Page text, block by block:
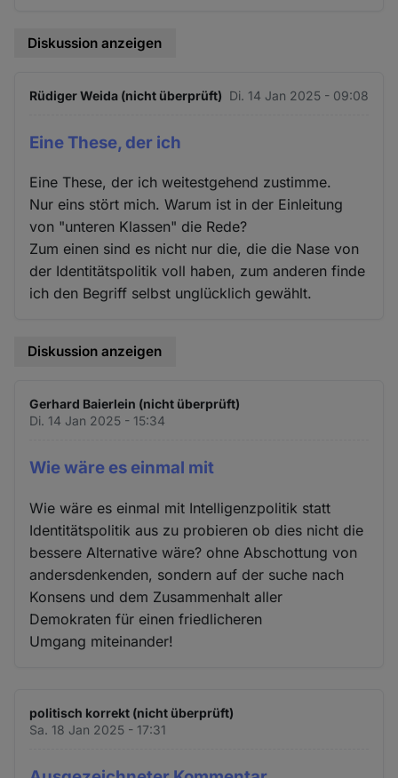
Diskussion anzeigen
Rüdiger Weida (nicht überprüft) Di. 14 Jan 2025 - 09:08
Eine These, der ich
Eine These, der ich weitestgehend zustimme.
Nur eins stört mich. Warum ist in der Einleitung
von "unteren Klassen" die Rede?
Zum einen sind es nicht nur die, die die Nase von
der Identitätspolitik voll haben, zum anderen finde
ich den Begriff selbst unglücklich gewählt.
Diskussion anzeigen
Gerhard Baierlein (nicht überprüft)
Di. 14 Jan 2025 - 15:34
Wie wäre es einmal mit
Wie wäre es einmal mit Intelligenzpolitik statt
Identitätspolitik aus zu probieren ob dies nicht die
bessere Alternative wäre? ohne Abschottung von
andersdenkenden, sondern auf der suche nach
Konsens und dem Zusammenhalt aller
Demokraten für einen friedlicheren
Umgang miteinander!
politisch korrekt (nicht überprüft)
Sa. 18 Jan 2025 - 17:31